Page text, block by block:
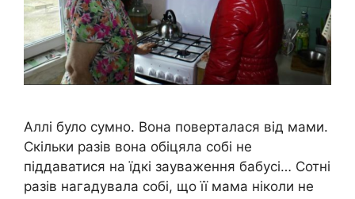
Аллі було сyмно. Вона поверталася від мами.
Скільки разів вона обіцяла собі не
піддаватися на їдкі зауваження бабусі… Сотні
разів нагадувала собі, що її мама ніколи не